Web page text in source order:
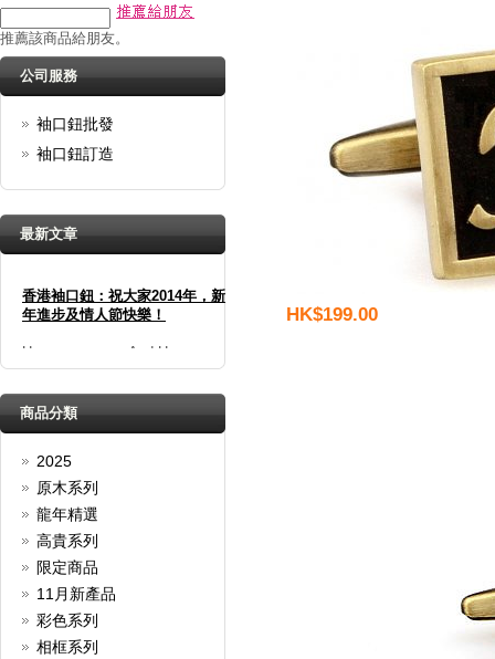
推薦該商品給朋友。
公司服務
袖口鈕批發
袖口鈕訂造
最新文章
香港袖口鈕：祝大家2014年，新
年進步及情人節快樂！
Happy new year And Happy
春季優惠：買三送一！
詳細
聖誕快樂＋新年快樂！
聖誕佳節將至，香港袖口鈕精心
預備各式各樣的袖口鈕，讓您在
溫馨的節日，為各摯愛親友送上
最貼心的禮物，一同於這個聖誕
佳節展現動人的一面！
詳細
現金回贈
商品分類
2025
原木系列
龍年精選
高貴系列
限定商品
11月新產品
彩色系列
相框系列
HK$199.00